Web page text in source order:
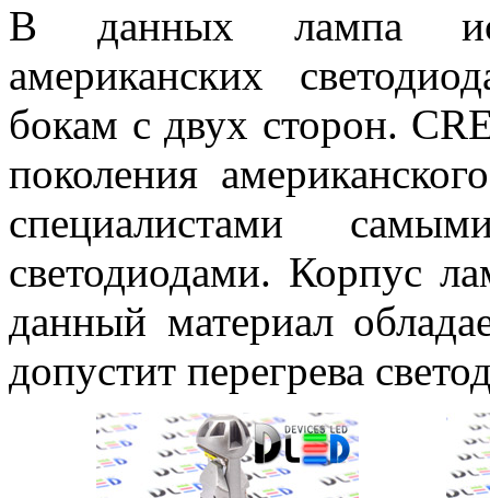
В данных лампа
американских
бокам с двух сторон.
поколения
специалистами
светодиодами. Корпус
данный материал
допустит перегрева